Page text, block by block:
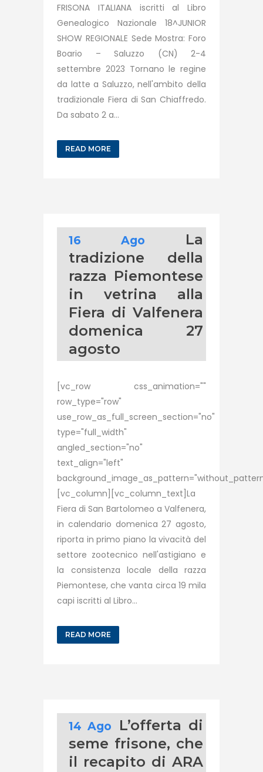
FRISONA ITALIANA iscritti al Libro
Genealogico Nazionale 18^JUNIOR
SHOW REGIONALE Sede Mostra: Foro
Boario – Saluzzo (CN) 2-4
settembre 2023 Tornano le regine
da latte a Saluzzo, nell'ambito della
tradizionale Fiera di San Chiaffredo.
Da sabato 2 a...
READ MORE
16 Ago
La
tradizione della
razza Piemontese
in vetrina alla
Fiera di Valfenera
domenica 27
agosto
[vc_row css_animation=""
row_type="row"
use_row_as_full_screen_section="no"
type="full_width"
angled_section="no"
text_align="left"
[vc_column][vc_column_text]La
Fiera di San Bartolomeo a Valfenera,
in calendario domenica 27 agosto,
riporta in primo piano la vivacità del
settore zootecnico nell'astigiano e
la consistenza locale della razza
Piemontese, che vanta circa 19 mila
capi iscritti al Libro...
READ MORE
14 Ago
L’offerta di
seme frisone, che
il recapito di ARA